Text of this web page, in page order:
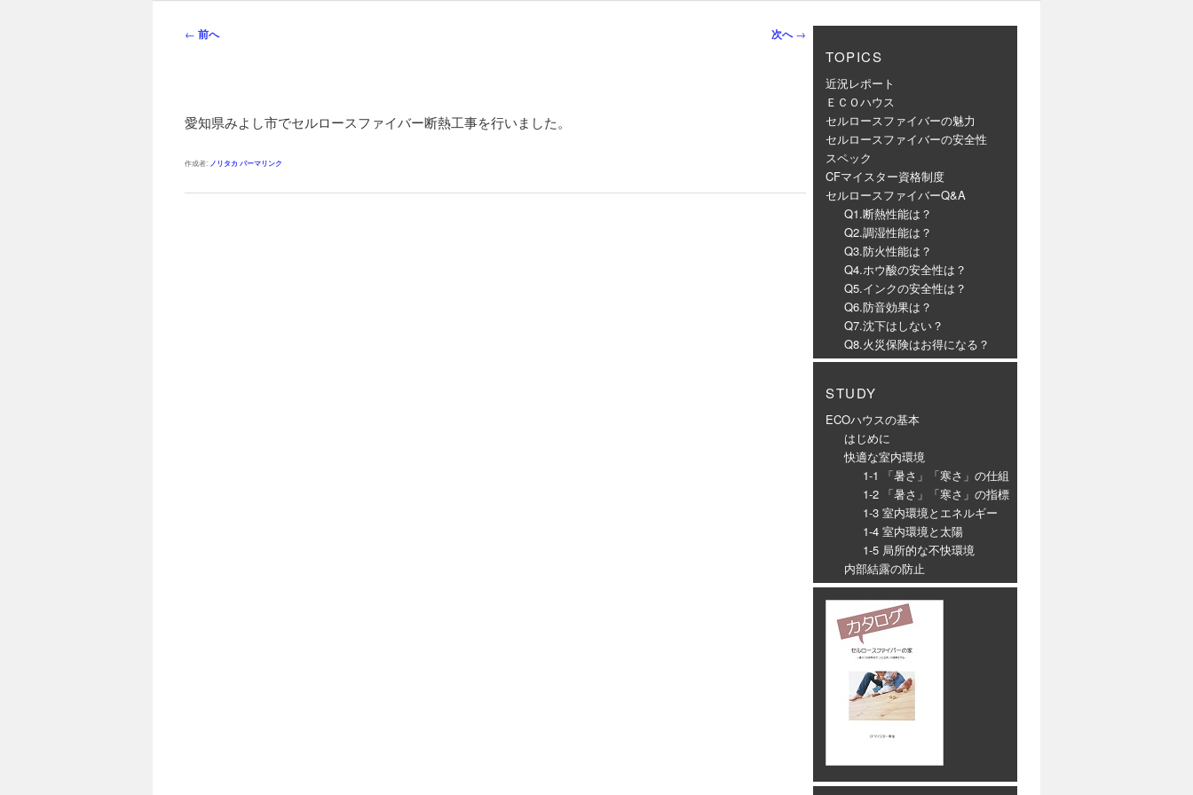
ン
投
ゲ
シ
← 前へ 次へ→
愛知県みよし市でセルロースファイバー断熱工事を行いました。
作成者: ノリタカ パーマリンク
TOPICS
近況レポート
ＥＣＯハウス
セルロースファイバーの魅力
セルロースファイバーの安全性
スペック
CFマイスター資格制度
セルロースファイバーQ&A
Q1.断熱性能は？
Q2.調湿性能は？
Q3.防火性能は？
Q4.ホウ酸の安全性は？
Q5.インクの安全性は？
Q6.防音効果は？
Q7.沈下はしない？
Q8.火災保険はお得になる？
STUDY
ECOハウスの基本
はじめに
快適な室内環境
1-1 「暑さ」「寒さ」の仕組
1-2 「暑さ」「寒さ」の指標
1-3 室内環境とエネルギー
1-4 室内環境と太陽
1-5 局所的な不快環境
内部結露の防止